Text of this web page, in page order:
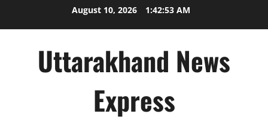
August 10, 2026 1:42:54 AM
Uttarakhand News
Express